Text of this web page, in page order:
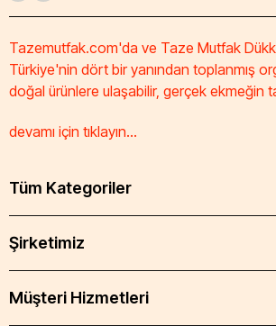
Tazemutfak.com'da ve Taze Mutfak
Türkiye'nin dört bir yanından toplanmış
doğal ürünlere ulaşabilir, gerçek ekmeğin
devamı için tıklayın...
Tüm Kategoriler
Şirketimiz
Müşteri Hizmetleri